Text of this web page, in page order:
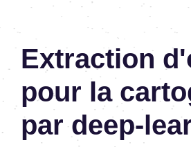
Extraction
pour la
par deep-